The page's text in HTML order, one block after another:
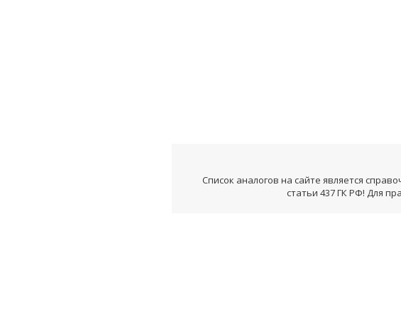
Список аналогов на сайте является
статьи 437 ГК РФ! Для